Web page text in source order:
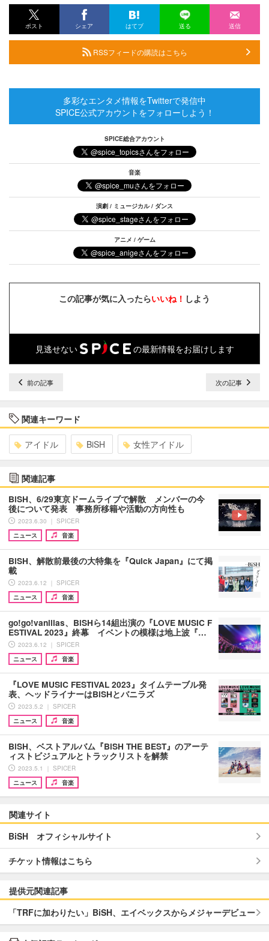
ポスト シェア はてブ 送る 送信
RSSフィードの購読はこちら
多彩なエンタメ情報をTwitterで発信中
SPICE公式アカウントをフォローしよう！
SPICE総合アカウント
音楽
演劇 / ミュージカル / ダンス
アニメ / ゲーム
この記事が気に入ったらいいね！ しよう
見逃せない の最新情報をお届けします
前の記事 次の記事
関連キーワード
アイドル BiSH 女性アイドル
関連記事
BiSH、6/29東京ドームライブで解散 メンバーの今
後について発表 事務所移籍や活動の方向性も
2023.6.30 ｜ SPICER
ニュース
音楽
BiSH、解散前最後の大特集を『Quick Japan』にて掲
載
2023.6.12 ｜ SPICER
ニュース
音楽
go!go!vanillas、BiSHら14組出演の『LOVE MUSIC F
ESTIVAL 2023』終幕 イベントの模様は地上波『…
2023.6.12 ｜ SPICER
ニュース
音楽
『LOVE MUSIC FESTIVAL 2023』タイムテーブル発
表、ヘッドライナーはBiSHとバニラズ
2023.5.2 ｜ SPICER
ニュース
音楽
BiSH、ベストアルバム『BiSH THE BEST』のアーテ
ィストビジュアルとトラックリストを解禁
2023.5.1 ｜ SPICER
ニュース
音楽
関連サイト
BiSH オフィシャルサイト
チケット情報はこちら
提供元関連記事
「TRFに加わりたい」BiSH、エイベックスからメジャーデビュー